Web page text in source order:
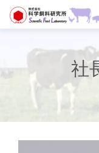
HOME 会社案内
社